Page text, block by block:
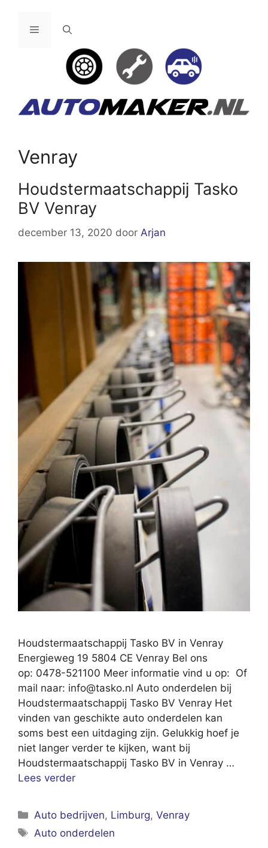
Menu
Venray
Houdstermaatschappij Tasko
BV Venray
december 13, 2020 door Arjan
Houdstermaatschappij Tasko BV in Venray
Energieweg 19 5804 CE Venray Bel ons
op: 0478-521100 Meer informatie vind u op: Of
mail naar: info@tasko.nl Auto onderdelen bij
Houdstermaatschappij Tasko BV Venray Het
vinden van geschikte auto onderdelen kan
soms best een uitdaging zijn. Gelukkig hoef je
niet langer verder te kijken, want bij
Houdstermaatschappij Tasko BV in Venray …
Lees verder
Categorieën
Auto bedrijven, Limburg,Venray
Tags
Auto onderdelen